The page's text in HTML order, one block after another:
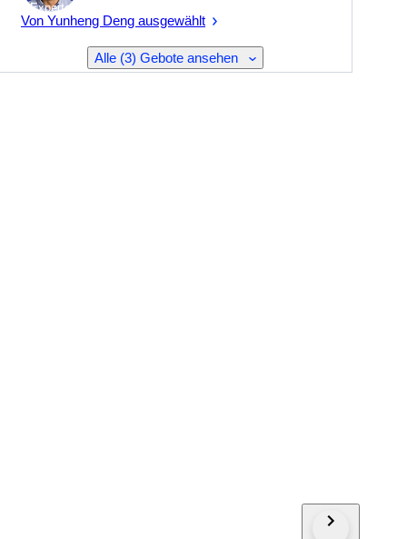
Experte
Von Yunheng Deng ausgewählt
Alle (3) Gebote ansehen